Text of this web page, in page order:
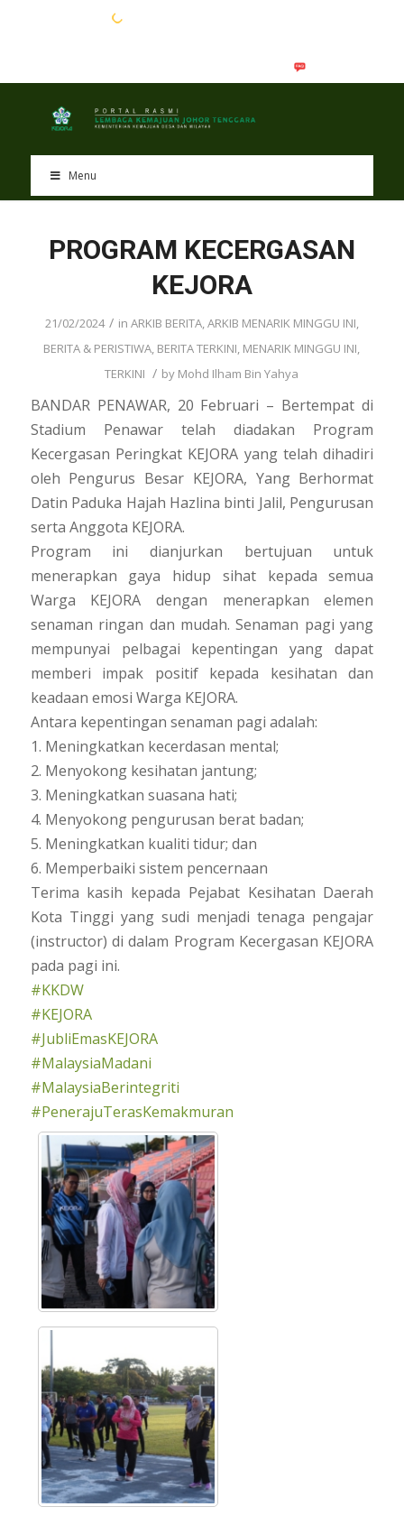
Menu
PROGRAM KECERGASAN
KEJORA
21/02/2024 / in ARKIB BERITA,ARKIB MENARIK MINGGU INI,
BERITA & PERISTIWA, BERITA TERKINI, MENARIK MINGGU INI,
TERKINI / by Mohd Ilham Bin Yahya
BANDAR PENAWAR, 20 Februari – Bertempat di
Stadium Penawar telah diadakan Program
Kecergasan Peringkat KEJORA yang telah dihadiri
oleh Pengurus Besar KEJORA, Yang Berhormat
Datin Paduka Hajah Hazlina binti Jalil, Pengurusan
serta Anggota KEJORA.
Program ini dianjurkan bertujuan untuk
menerapkan gaya hidup sihat kepada semua
Warga KEJORA dengan menerapkan elemen
senaman ringan dan mudah. Senaman pagi yang
mempunyai pelbagai kepentingan yang dapat
memberi impak positif kepada kesihatan dan
keadaan emosi Warga KEJORA.
Antara kepentingan senaman pagi adalah:
1. Meningkatkan kecerdasan mental;
2. Menyokong kesihatan jantung;
3. Meningkatkan suasana hati;
4. Menyokong pengurusan berat badan;
5. Meningkatkan kualiti tidur; dan
6. Memperbaiki sistem pencernaan
Terima kasih kepada Pejabat Kesihatan Daerah
Kota Tinggi yang sudi menjadi tenaga pengajar
(instructor) di dalam Program Kecergasan KEJORA
pada pagi ini.
#KKDW
#KEJORA
#JubliEmasKEJORA
#MalaysiaMadani
#MalaysiaBerintegriti
#PenerajuTerasKemakmuran